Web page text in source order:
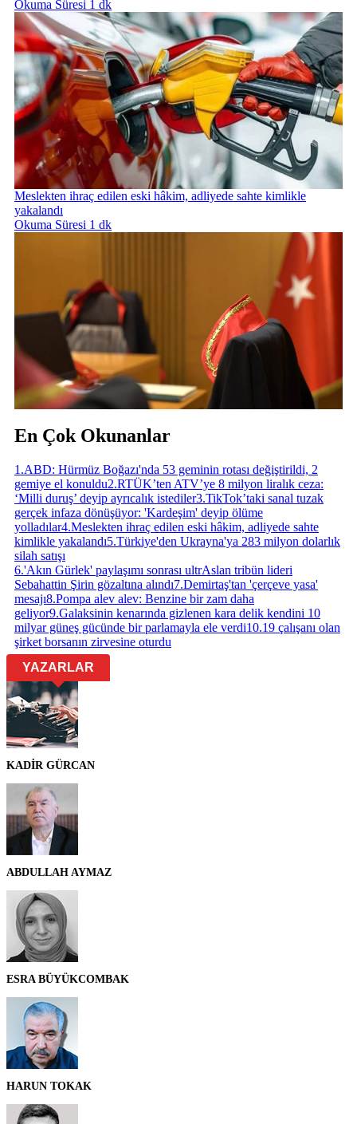
Okuma Süresi 1 dk
Meslekten ihraç edilen eski hâkim, adliyede sahte kimlikle
yakalandı
Okuma Süresi 1 dk
En Çok Okunanlar
1 .ABD: Hürmüz Boğazı'nda 53 geminin rotası değiştirildi, 2
gemiye el konuldu2.RTÜK’ten ATV’ye 8 milyon liralık ceza:
‘Milli duruş’ deyip ayrıcalık istediler3.TikTok’taki sanal tuzak
gerçek infaza dönüşüyor: 'Kardeşim' deyip ölüme
yolladılar4.Meslekten ihraç edilen eski hâkim, adliyede sahte
kimlikle yakalandı5.Türkiye'den Ukrayna'ya 283 milyon dolarlık
silah satışı
6.'Akın Gürlek' paylaşımı sonrası ultrAslan tribün lideri
Sebahattin Şirin gözaltına alındı7.Demirtaş'tan 'çerçeve yasa'
mesajı8.Pompa alev alev: Benzine bir zam daha
geliyor9.Galaksinin kenarında gizlenen kara delik kendini 10
milyar güneş gücünde bir parlamayla ele verdi10.19 çalışanı olan
şirket borsanın zirvesine oturdu
YAZARLAR
KADİR GÜRCAN
ABDULLAH AYMAZ
ESRA BÜYÜKCOMBAK
HARUN TOKAK